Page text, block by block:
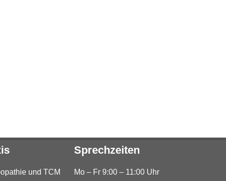
und TCM
Sprechzeiten
Mo – Fr 9:00 – 11:00 Uhr